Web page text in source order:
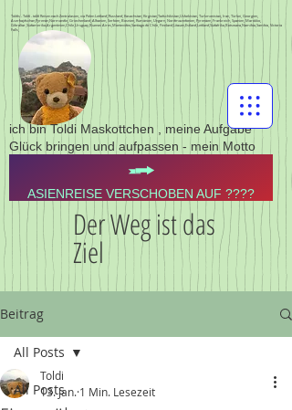
ich bin Toldi Maskottchen , meine Aufgabe
Glück bringen und aufpassen - mein Motto
Toldis - Toldi - toldi Reisen nach Zentralasien, via Polen Lettland, Russland, Kasachstan, Kirgistan,Tadschikistan,Usbekistan, Turkmenistan, Iran, Türkei, Georgien,
Aserbajdschan,Pyrenän,Normandie, Griechenland, Albanien, Serbien, Bosnien, Rumänien, Ungarn, Nordmazedonien, Pyrenäen, Frankreich, Spanien, Marokko,
Gibraltar,Südamerika,Argentinien,Chile,Uruguay,Buenos Aires,Montevideo,Santiago de Chile, Finnland,Litauen,Estland,Lettland,Südafrika,Botswana,Namibia,Sambia, Victoria
Falls,
ASIENREISE VERSCHOBEN AUF ????
Der Weg ist das
Ziel
Beitrag
All Posts
All Posts
Toldi
13. Jan. 1 Min. Lesezeit